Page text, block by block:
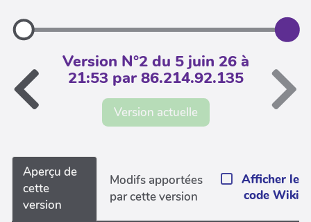
Version N°2 du 5 juin 26 à
21:53 par 86.214.92.135
Version actuelle
Aperçu de
cette
version
Modifs apportées
par cette version
Afficher le
code Wiki